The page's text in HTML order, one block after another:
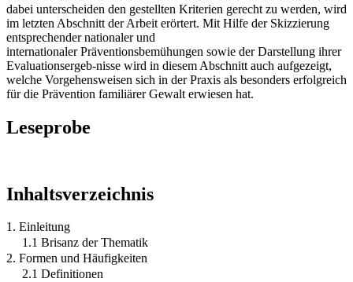
dabei unterscheiden den gestellten Kriterien gerecht zu werden, wird
im letzten Abschnitt der Arbeit erörtert. Mit Hilfe der Skizzierung
entsprechender nationaler und
internationaler Präventionsbemühungen sowie der Darstellung ihrer
Evaluationsergeb-nisse wird in diesem Abschnitt auch aufgezeigt,
welche Vorgehensweisen sich in der Praxis als besonders erfolgreich
für die Prävention familiärer Gewalt erwiesen hat.
Leseprobe
Inhaltsverzeichnis
1. Einleitung
1.1 Brisanz der Thematik
2. Formen und Häufigkeiten
2.1 Definitionen